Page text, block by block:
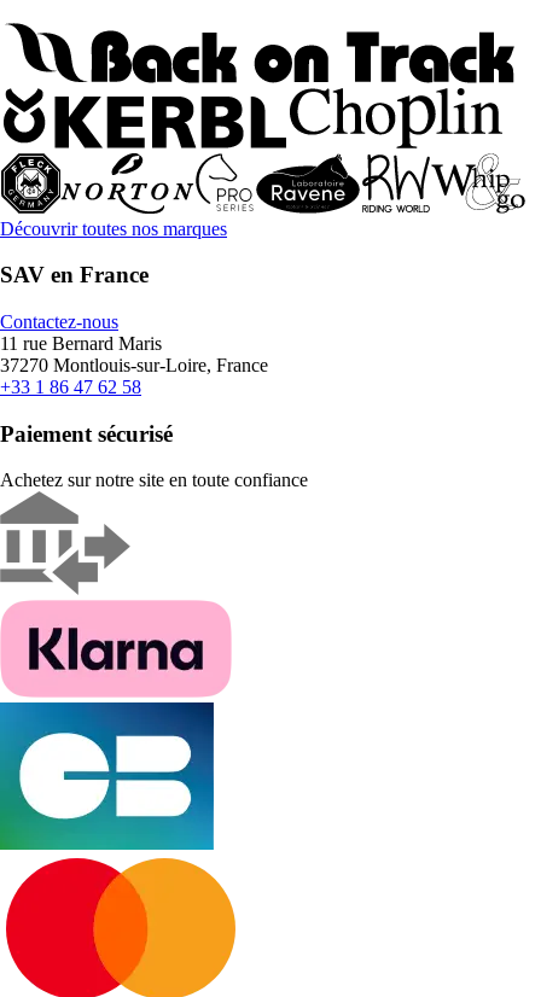
Découvrir toutes nos marques
SAV en France
Contactez-nous
11 rue Bernard Maris
37270 Montlouis-sur-Loire, France
+33 1 86 47 62 58
Paiement sécurisé
Achetez sur notre site en toute confiance